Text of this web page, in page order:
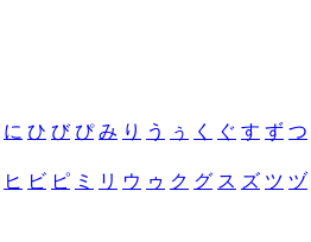
に ひ び ぴ み り う ぅ く ぐ す ず つ
ヒ ビ ピ ミ リ ウ ゥ ク グ ス ズ ツ ヅ